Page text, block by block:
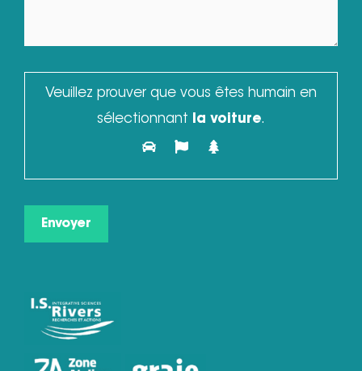
Veuillez prouver que vous êtes humain en
sélectionnant la voiture.